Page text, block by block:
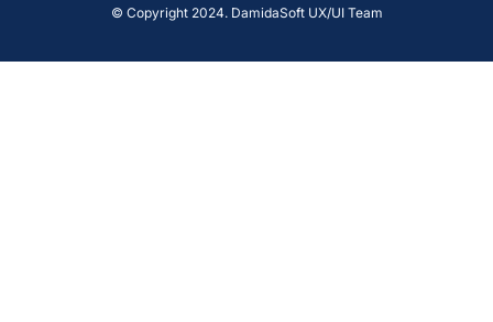
© Copyright 2024. DamidaSoft UX/UI Team